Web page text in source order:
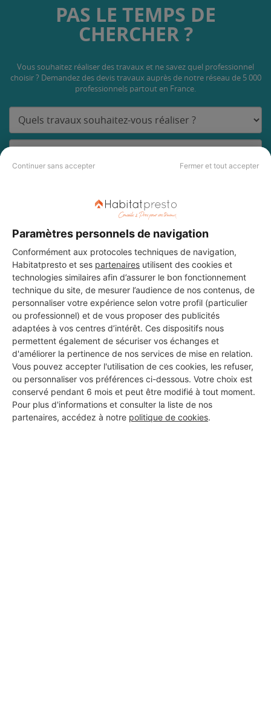
Continuer sans accepter Fermer et tout accepter
Paramètres personnels de navigation
Conformément aux protocoles techniques de navigation,
Habitatpresto et ses partenaires utilisent des cookies et
technologies similaires afin d’assurer le bon fonctionnement
technique du site, de mesurer l’audience de nos contenus, de
personnaliser votre expérience selon votre profil (particulier
ou professionnel) et de vous proposer des publicités
adaptées à vos centres d’intérêt. Ces dispositifs nous
permettent également de sécuriser vos échanges et
d'améliorer la pertinence de nos services de mise en relation.
Vous pouvez accepter l'utilisation de ces cookies, les refuser,
ou personnaliser vos préférences ci-dessous. Votre choix est
conservé pendant 6 mois et peut être modifié à tout moment.
Pour plus d'informations et consulter la liste de nos
partenaires, accédez à notre politique de cookies.
PAS LE TEMPS DE
CHERCHER ?
Vous souhaitez réaliser des travaux et ne savez quel professionnel
choisir ? Demandez des devis travaux auprès de notre réseau de 5 000
professionnels partout en France.
Aucun autre professionnel disponible dans cette zone
géographique.